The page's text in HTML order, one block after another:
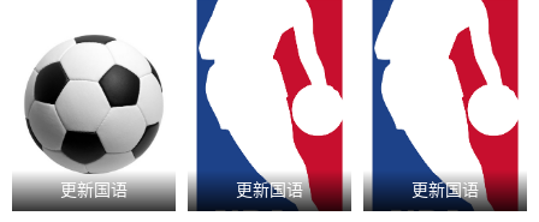
更新国语 更新国语 更新国语